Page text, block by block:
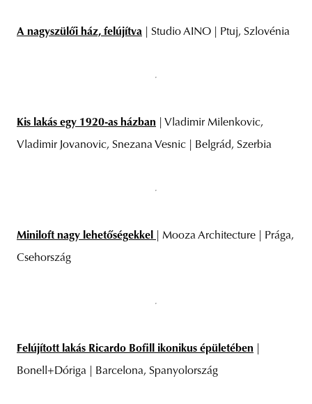
A nagyszülői ház, felújítva | Studio AINO | Ptuj, Szlovénia
Kis lakás egy 1920-as házban | Vladimir Milenkovic,
Vladimir Jovanovic, Snezana Vesnic | Belgrád, Szerbia
Miniloft nagy lehetőségekkel
| Mooza Architecture | Prága,
Csehország
Felújított lakás Ricardo Bofill ikonikus épületében
Bonell+Dóriga | Barcelona, Spanyolország